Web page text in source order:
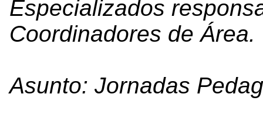
Especializados
Coordinadores de Área.
Asunto: Jornadas